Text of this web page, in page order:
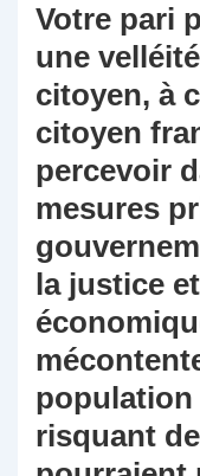
Votre pari
une
citoyen, à
citoyen
percevoir
mesures
la justice
population
risquant